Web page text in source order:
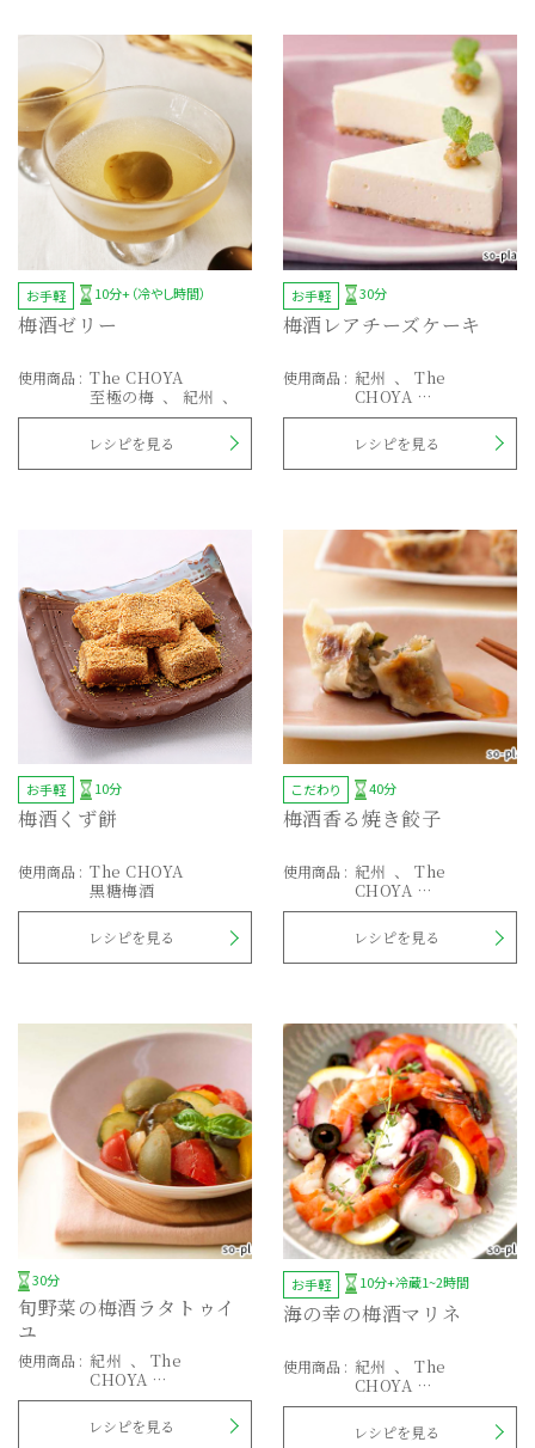
お手軽 10分+（冷やし時間）
梅酒ゼリー
使用商品 : The CHOYA
至極の梅
紀州
プラQ
レシピを見る
お手軽 30分
梅酒レアチーズケーキ
使用商品 : 紀州
The
CHOYA
至極の梅
うめ実
ごろ
【通信販売限定】
レシピを見る
お手軽 10分
梅酒くず餅
使用商品 : The CHOYA
黒糖梅酒
レシピを見る
こだわり 40分
梅酒香る焼き餃子
使用商品 : 紀州
The
CHOYA
至極の梅
レシピを見る
30分
旬野菜の梅酒ラタトゥイ
ユ
使用商品 : 紀州
CHOYA
至極の梅
レシピを見る
お手軽 10分+冷蔵1~2時間
海の幸の梅酒マリネ
使用商品 : 紀州
The
CHOYA
熟成一年
レシピを見る